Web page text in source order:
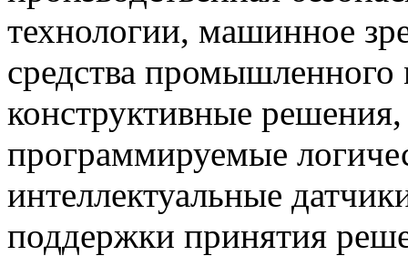
технологии, машинное
средства
конструктивные
программируемые
интеллектуальные
поддержки принятия